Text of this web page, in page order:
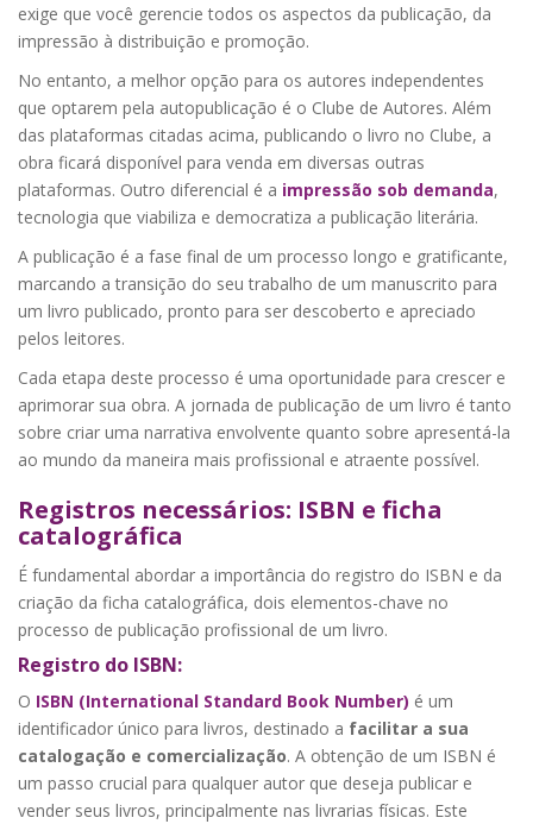
exige que você gerencie todos os aspectos da publicação, da
impressão à distribuição e promoção.
No entanto, a melhor opção para os autores independentes
que optarem pela autopublicação é o Clube de Autores. Além
das plataformas citadas acima, publicando o livro no Clube, a
obra ficará disponível para venda em diversas outras
plataformas. Outro diferencial é a impressão sob demanda,
tecnologia que viabiliza e democratiza a publicação literária.
A publicação é a fase final de um processo longo e gratificante,
marcando a transição do seu trabalho de um manuscrito para
um livro publicado, pronto para ser descoberto e apreciado
pelos leitores.
Cada etapa deste processo é uma oportunidade para crescer e
aprimorar sua obra. A jornada de publicação de um livro é tanto
sobre criar uma narrativa envolvente quanto sobre apresentá-la
ao mundo da maneira mais profissional e atraente possível.
Registros necessários: ISBN e ficha
catalográfica
É fundamental abordar a importância do registro do ISBN e da
criação da ficha catalográfica, dois elementos-chave no
processo de publicação profissional de um livro.
Registro do ISBN:
O ISBN (International Standard Book Number) é um
identificador único para livros, destinado a facilitar a sua
catalogação e comercialização. A obtenção de um ISBN é
um passo crucial para qualquer autor que deseja publicar e
vender seus livros, principalmente nas livrarias físicas. Este